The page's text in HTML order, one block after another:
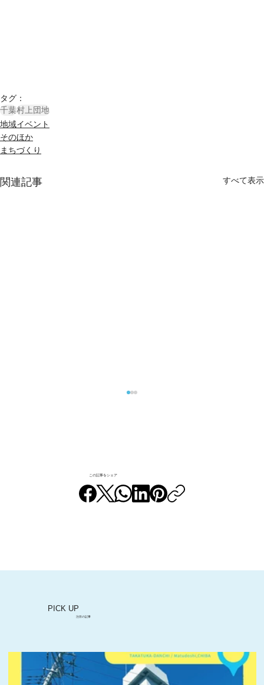
タグ：
千葉村上団地
地域イベント
そのほか
まちづくり
関連記事 すべて表示
この記事をシェア
PICK UP
注目の記事